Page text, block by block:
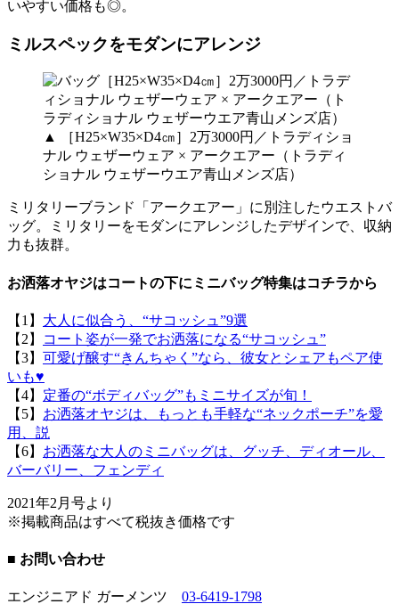
いやすい価格も◎。
ミルスペックをモダンにアレンジ
▲ ［H25×W35×D4㎝］2万3000円／トラディショ
ナル ウェザーウェア × アークエアー（トラディ
ショナル ウェザーウエア青山メンズ店）
ミリタリーブランド「アークエアー」に別注したウエストバ
ッグ。ミリタリーをモダンにアレンジしたデザインで、収納
力も抜群。
お洒落オヤジはコートの下にミニバッグ特集はコチラから
【1】 大人に似合う、“サコッシュ”9選
【2】
コート姿が一発でお洒落になる“サコッシュ”
【3】 可愛げ醸す“きんちゃく”なら、彼女とシェアもペア使
いも♥
【4】 定番の“ボディバッグ”もミニサイズが旬！
【5】 お洒落オヤジは、もっとも手軽な“ネックポーチ”を愛
用、説
【6】 お洒落な大人のミニバッグは、グッチ、ディオール、
バーバリー、フェンディ
2021年2月号より
※掲載商品はすべて税抜き価格です
■ お問い合わせ
エンジニアド ガーメンツ 03-6419-1798